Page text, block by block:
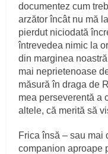
documentez cum
arzător încât nu mă
pierdut niciodată
întrevedea nimic la
din marginea
mai neprietenoase
măsură în draga de
mea perseverentă a
altele, că merită să
Frica însă – sau mai
companion aproape